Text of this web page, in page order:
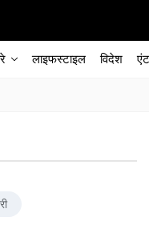
लाइफस्टाइल विदेश